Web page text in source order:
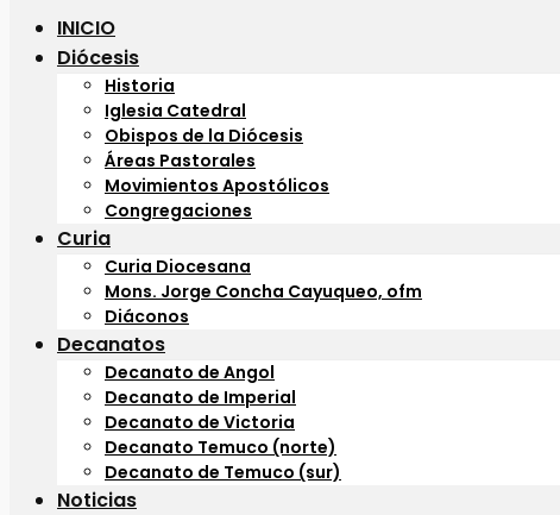
INICIO
Diócesis
Historia
Iglesia Catedral
Obispos de la Diócesis
Áreas Pastorales
Movimientos Apostólicos
Congregaciones
Curia
Curia Diocesana
Mons. Jorge Concha Cayuqueo, ofm
Diáconos
Decanatos
Decanato de Angol
Decanato de Imperial
Decanato de Victoria
Decanato Temuco (norte)
Decanato de Temuco (sur)
Noticias